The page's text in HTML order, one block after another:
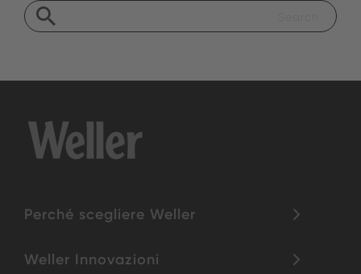
Perché scegliere Weller
Weller Innovazioni